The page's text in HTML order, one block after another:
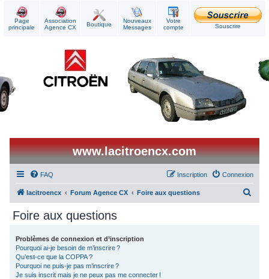
Page
principale
Association
Agence CX
Boutique
Nouveaux
Messages
Votre
compte
Souscrire
www.lacitroencx.com
FAQ Connexion
Inscription
lacitroencx Forum Agence CX Foire aux questions
Foire aux questions
Problèmes de connexion et d’inscription
Pourquoi ai-je besoin de m’inscrire ?
Qu’est-ce que la COPPA ?
Pourquoi ne puis-je pas m’inscrire ?
Je suis inscrit mais je ne peux pas me connecter !